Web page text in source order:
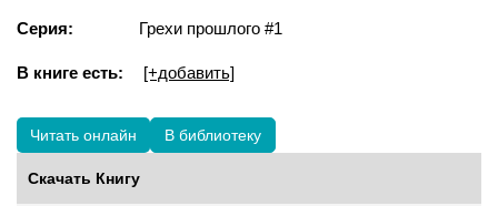
Серия: Грехи прошлого #1
В книге есть: [+добавить]
Читать онлайн В библиотеку
Скачать Книгу